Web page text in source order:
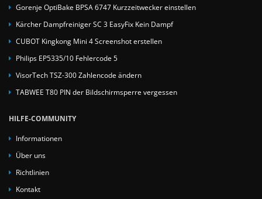
Gorenje OptiBake BPSA 6747 Kurzzeitwecker einstellen
Kärcher Dampfreiniger SC 3 EasyFix Kein Dampf
CUBOT Kingkong Mini 4 Screenshot erstellen
Philips EP5335/10 Fehlercode 5
VisorTech TSZ-300 Zahlencode ändern
TABWEE T80 PIN der Bildschirmsperre vergessen
HILFE-COMMUNITY
Informationen
Über uns
Richtlinien
Kontakt